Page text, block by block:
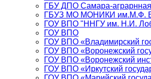
ГБУ ДПО Самара-
ГБУЗ МО МОНИКИ им.М.Ф.
ГОУ ВПО "ННГУ им. Н.И.
ГОУ ВПО
ГОУ ВПО «Владимирский
ГОУ ВПО «Воронежский
ГОУ ВПО «Воронежский
ГОУ ВПО «Иркутский